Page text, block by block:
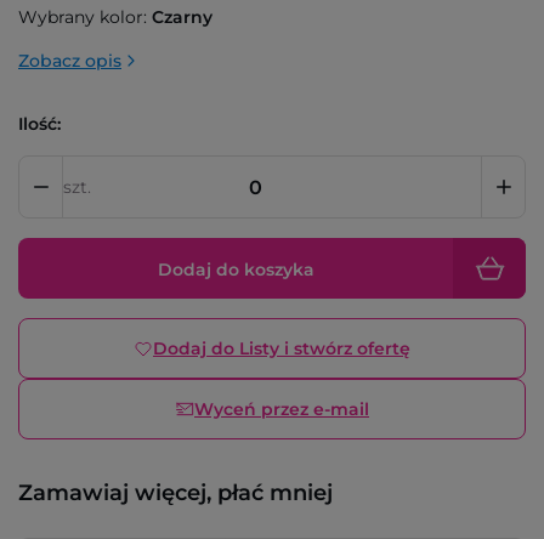
Wybrany kolor: Czarny
Zobacz opis
Ilość:
szt.
Dodaj do koszyka
Dodaj do Listy i stwórz ofertę
Wyceń przez e-mail
Zamawiaj więcej, płać mniej